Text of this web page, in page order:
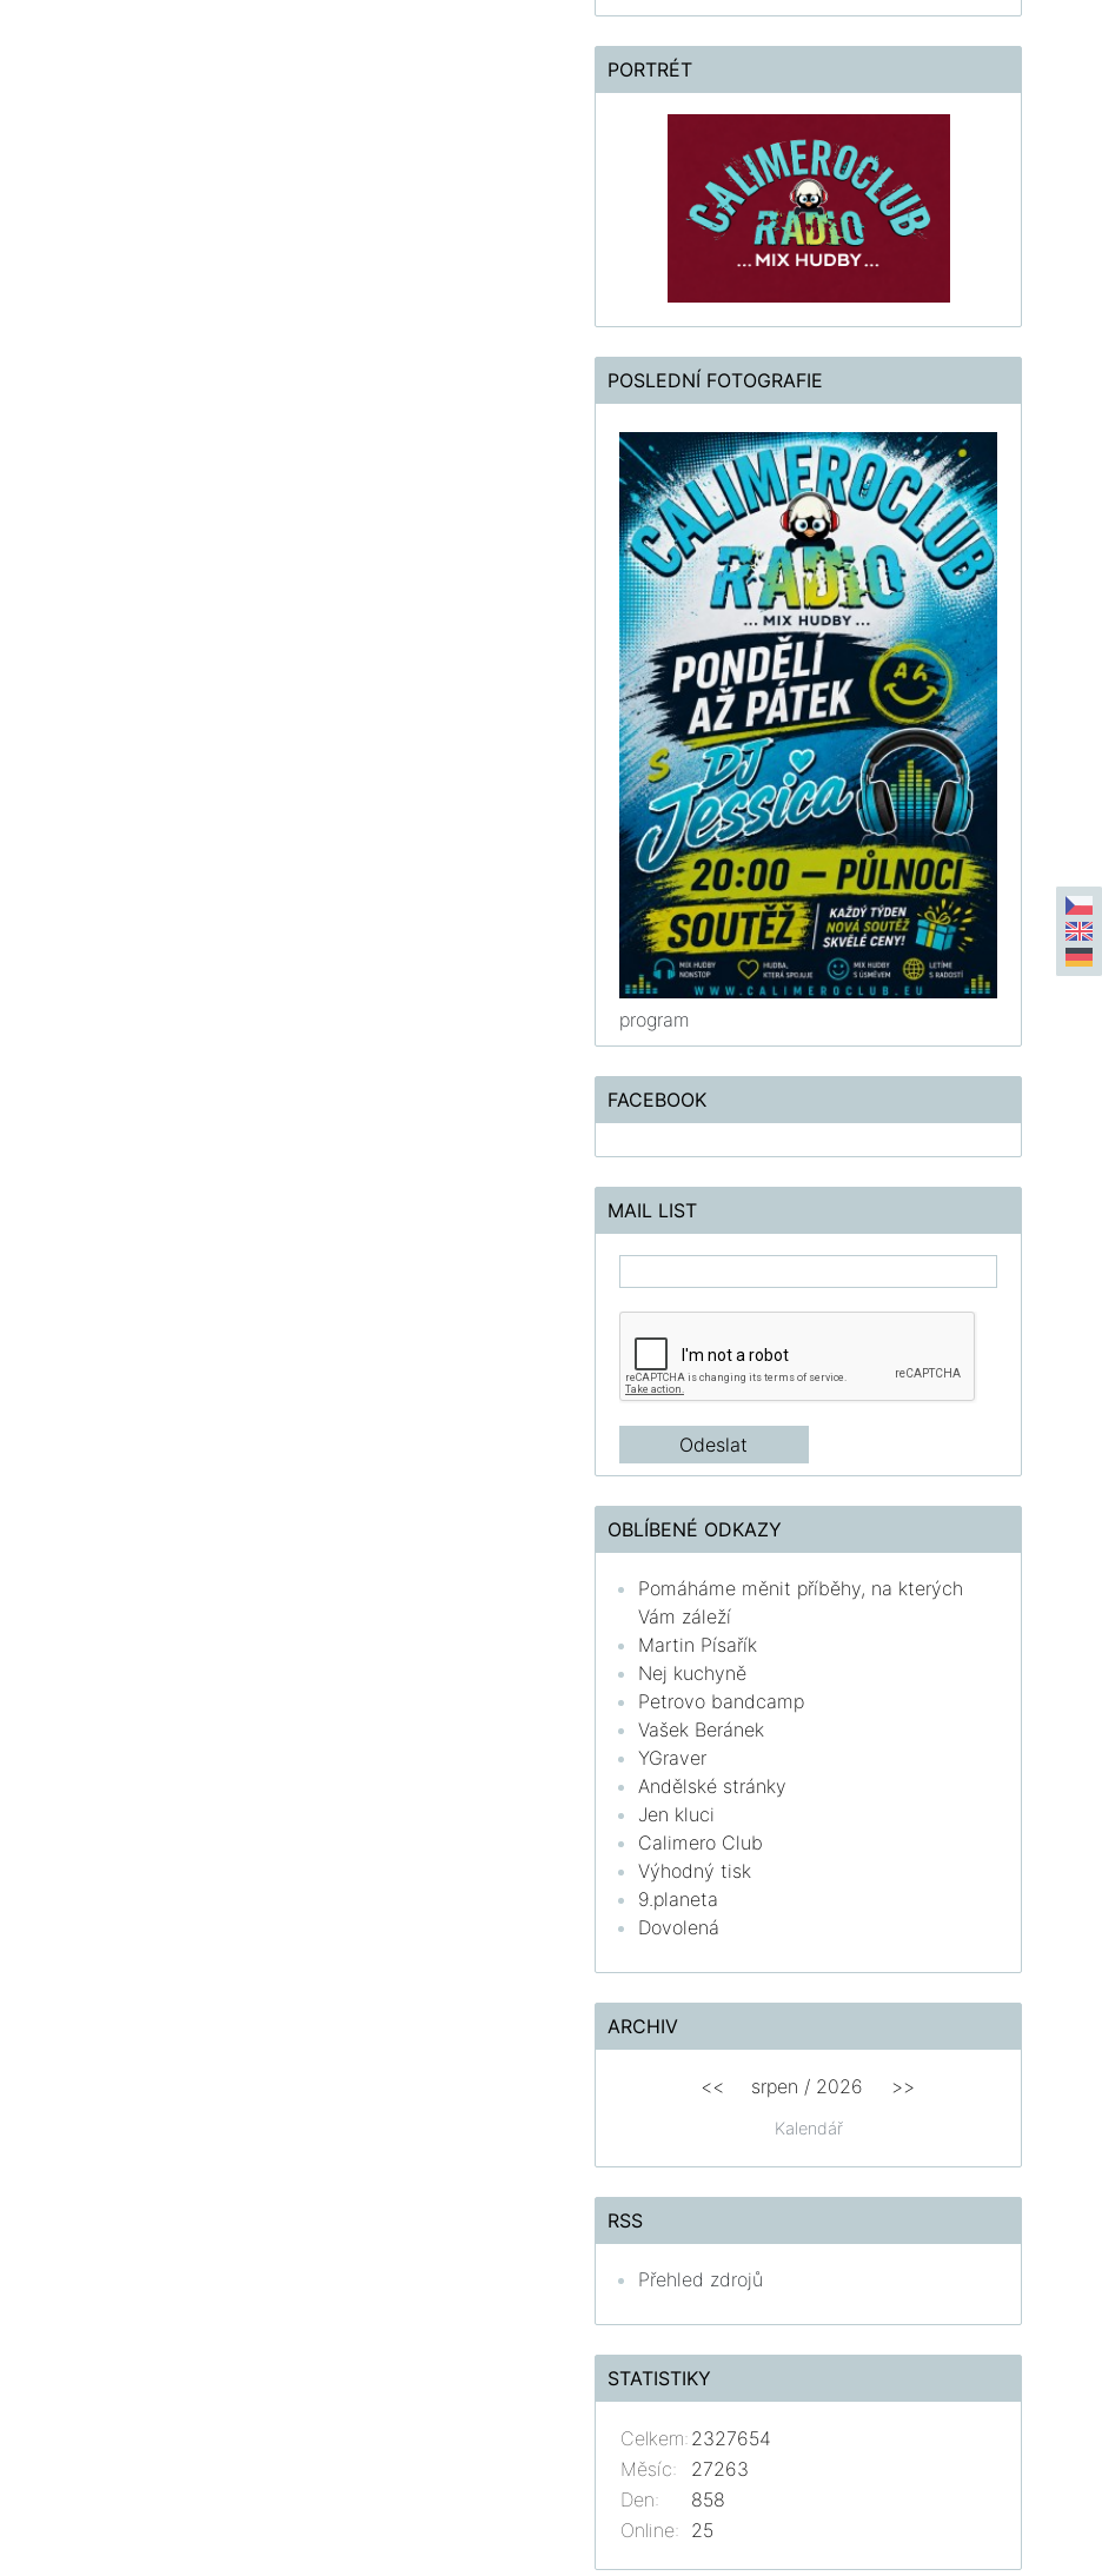
PORTRÉT
POSLEDNÍ FOTOGRAFIE
program
FACEBOOK
MAIL LIST
OBLÍBENÉ ODKAZY
Pomáháme měnit příběhy, na kterých
Vám záleží
Martin Písařík
Nej kuchyně
Petrovo bandcamp
Vašek Beránek
YGraver
Andělské stránky
Jen kluci
Calimero Club
Výhodný tisk
9.planeta
Dovolená
ARCHIV
Kalendář
<< srpen / 2026 >>
RSS
Přehled zdrojů
STATISTIKY
Online: 25
Celkem: 2327654
Měsíc:
27263
Den:
858